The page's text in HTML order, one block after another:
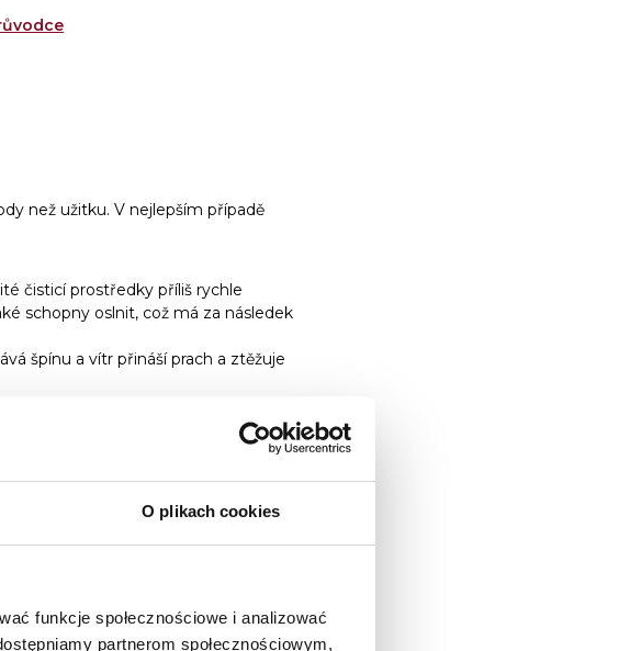
O plikach cookies
funkcje społecznościowe i analizować
partnerom społecznościowym,
než užitku. V nejlepším případě
čisticí prostředky příliš rychle
schopny oslnit, což má za následek
špínu a vítr přináší prach a ztěžuje
nebyly